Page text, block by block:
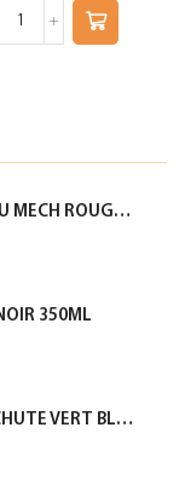
LILAS SHAMP EXT FEM COL OU MECH ROUGE 350ML
350ML
LILAS SHAMP EXT FEM ANTI CHUTE VERT BLEUTE 350ML